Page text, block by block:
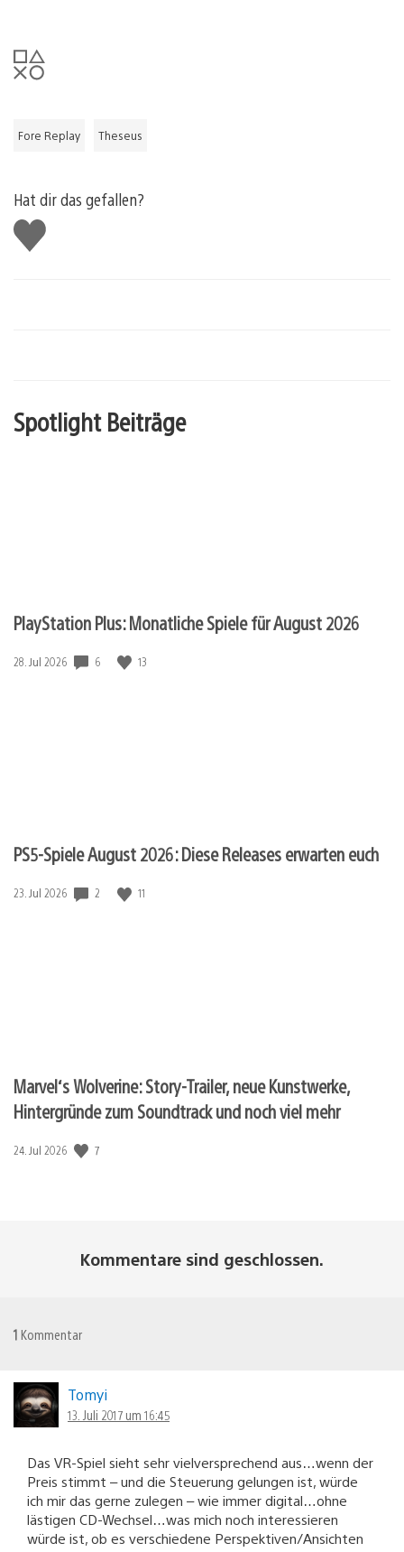
Fore Replay Theseus
Hat dir das gefallen?
Gefällt
mir
Spotlight Beiträge
PlayStation Plus: Monatliche Spiele für August 2026
Veröffentlichungsdatum:
28. Jul 2026 6 13
PS5-Spiele August 2026: Diese Releases erwarten euch
Veröffentlichungsdatum:
23. Jul 2026 2 11
Marvel‘s Wolverine: Story-Trailer, neue Kunstwerke,
Hintergründe zum Soundtrack und noch viel mehr
Veröffentlichungsdatum:
24. Jul 2026 7
Kommentare sind geschlossen.
1 Kommentar
Tomyi
13. Juli 2017 um 16:45
Das VR-Spiel sieht sehr vielversprechend aus…wenn der
Preis stimmt – und die Steuerung gelungen ist, würde
ich mir das gerne zulegen – wie immer digital…ohne
lästigen CD-Wechsel…was mich noch interessieren
würde ist, ob es verschiedene Perspektiven/Ansichten